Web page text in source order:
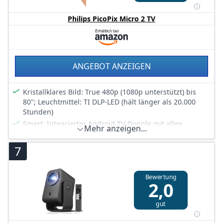
unterbrechungsfreie Unterhaltung
Kompakt, vielseitig und auf Komfort ausgelegt, der
NeoPix 250 ist Ihre All-in-One-Lösung für Unterhaltung,
Maße: 239 x 188 x 141 mm, Gewicht: 1,38 kg
In der Box: Videoprojektor, Stromkabel, Fernbedienung
mit AAA-Batterien und Startanleitung
Philips PicoPix Micro 2 TV
ANGEBOT ANZEIGEN
Kristallklares Bild: True 480p (1080p unterstützt) bis
80"; Leuchtmittel: TI DLP-LED (hält länger als 20.000
Stunden)
Smart: Integrierter Android TV-Dongle mit allen
wichtigen Apps, Google Cast und mehr!
HDMI: Das Anschließen an Notebooks, Spielekonsolen,
USB-C: Apple-Geräte werden unterstützt! Schließen Sie
Ihr MacBook Pro, iPhone oder ein anderes USB-C-Gerät
an und lassen Sie sich unterhalten
Tragbar: Mit dem integrierten Akku können Sie 2,5 Std.
lang Inhalte ansehen und die beiden 3-W-Lautsprecher
Mehr anzeigen...
7
Bewertung
2,0
gut